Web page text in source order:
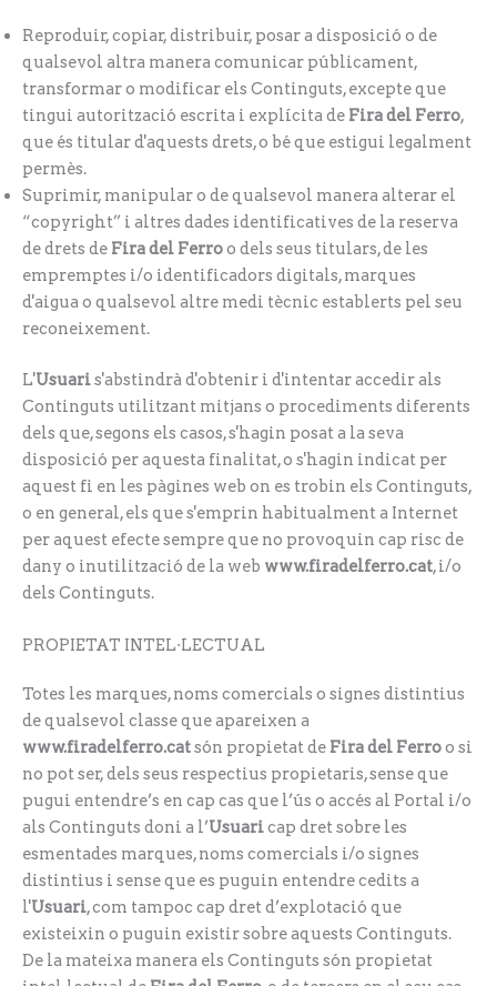
Reproduir, copiar, distribuir, posar a disposició o de
qualsevol altra manera comunicar públicament,
transformar o modificar els Continguts, excepte que
tingui autorització escrita i explícita de Fira del Ferro,
que és titular d'aquests drets, o bé que estigui legalment
permès.
Suprimir, manipular o de qualsevol manera alterar el
“copyright” i altres dades identificatives de la reserva
de drets de Fira del Ferroo dels seus titulars, de les
empremptes i/o identificadors digitals, marques
d'aigua o qualsevol altre medi tècnic establerts pel seu
reconeixement.
L'Usuaris'abstindrà d'obtenir i d'intentar accedir als
Continguts utilitzant mitjans o procediments diferents
dels que, segons els casos, s'hagin posat a la seva
disposició per aquesta finalitat, o s'hagin indicat per
aquest fi en les pàgines web on es trobin els Continguts,
o en general, els que s'emprin habitualment a Internet
per aquest efecte sempre que no provoquin cap risc de
dany o inutilització de la web www.firadelferro.cat, i/o
dels Continguts.
PROPIETAT INTEL·LECTUAL
Totes les marques, noms comercials o signes distintius
de qualsevol classe que apareixen a
www.firadelferro.catsón propietat de Fira del Ferroo si
no pot ser, dels seus respectius propietaris, sense que
pugui entendre’s en cap cas que l’ús o accés al Portal i/o
als Continguts doni a l’Usuaricap dret sobre les
esmentades marques, noms comercials i/o signes
distintius i sense que es puguin entendre cedits a
l'Usuari, com tampoc cap dret d’explotació que
existeixin o puguin existir sobre aquests Continguts.
De la mateixa manera els Continguts són propietat